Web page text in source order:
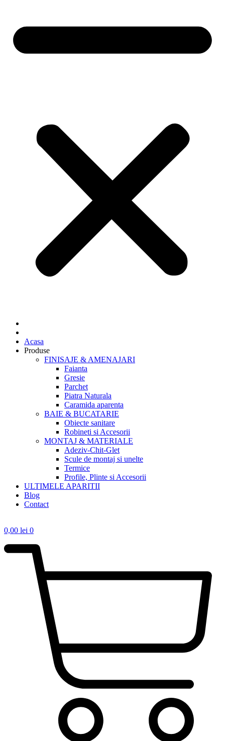
Acasa
Produse
FINISAJE & AMENAJARI
Faianta
Gresie
Parchet
Piatra Naturala
Caramida aparenta
BAIE & BUCATARIE
Obiecte sanitare
Robineti si Accesorii
MONTAJ & MATERIALE
Adeziv-Chit-Glet
Scule de montaj si unelte
Termice
Profile, Plinte si Accesorii
ULTIMELE APARITII
Blog
Contact
0,00 lei 0